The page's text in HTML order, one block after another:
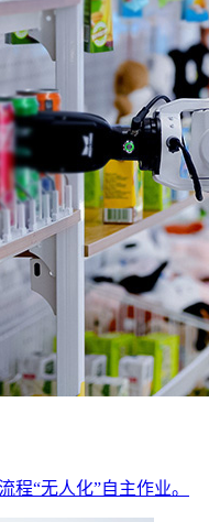
程“无人化”自主作业。